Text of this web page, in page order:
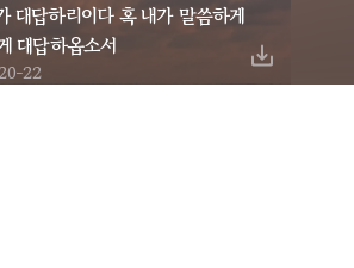
대답하리이다 혹 내가 말씀하게
대답하옵소서
22